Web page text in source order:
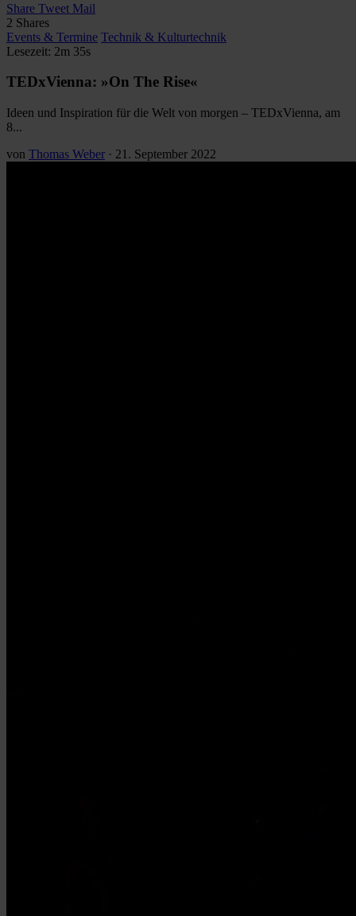
Share Tweet Mail
2 Shares
Events & Termine Technik & Kulturtechnik
Lesezeit: 2m 35s
TEDxVienna: »On The Rise«
Ideen und Inspiration für die Welt von morgen – TEDxVienna, am
8...
von Thomas Weber · 21. September 2022